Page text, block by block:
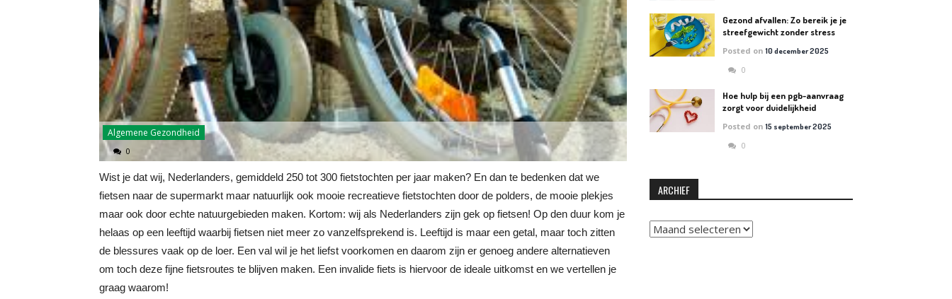
Algemene Gezondheid
0
Wist je dat wij, Nederlanders, gemiddeld 250 tot 300 fietstochten per jaar maken? En dan te bedenken dat we
fietsen naar de supermarkt maar natuurlijk ook mooie recreatieve fietstochten door de polders, de mooie plekjes
maar ook door echte natuurgebieden maken. Kortom: wij als Nederlanders zijn gek op fietsen! Op den duur kom je
helaas op een leeftijd waarbij fietsen niet meer zo vanzelfsprekend is. Leeftijd is maar een getal, maar toch zitten
de blessures vaak op de loer. Een val wil je het liefst voorkomen en daarom zijn er genoeg andere alternatieven
om toch deze fijne fietsroutes te blijven maken. Een invalide fiets is hiervoor de ideale uitkomst en we vertellen je
graag waarom!
Gezond afvallen: Zo bereik je je
streefgewicht zonder stress
Posted on10 december 2025
0
Hoe hulp bij een pgb-aanvraag
zorgt voor duidelijkheid
Posted on15 september 2025
0
ARCHIEF
Archief